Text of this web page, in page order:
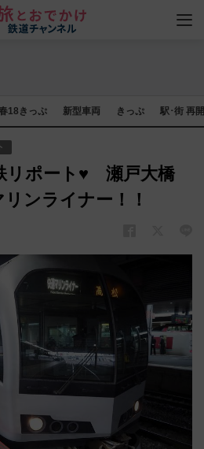
18きっぷ 新型車両 きっぷ 駅･街 再
リポート♥ 瀬戸大橋
ンライナー！！